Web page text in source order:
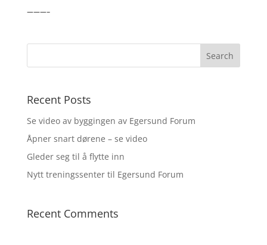
———-
Recent Posts
Se video av byggingen av Egersund Forum
Åpner snart dørene – se video
Gleder seg til å flytte inn
Nytt treningssenter til Egersund Forum
Recent Comments